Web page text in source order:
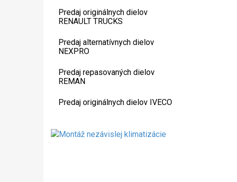
Predaj originálnych dielov
RENAULT TRUCKS
Predaj alternatívnych dielov
NEXPRO
Predaj repasovaných dielov
REMAN
Predaj originálnych dielov IVECO